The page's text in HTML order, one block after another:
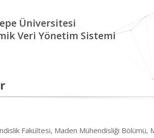
Üniversitesi
Veri Yönetim Sistemi
Fakültesi, Maden Mühendisliği Bölümü,